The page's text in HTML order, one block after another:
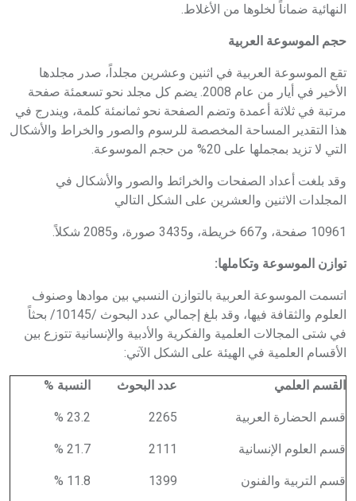
النهائية ضماناً لخلوها من الأغلاط.
حجم الموسوعة العربية
تقع الموسوعة العربية في اثنين وعشرين مجلداً، صدر مجلدها
الأخير في أيار من عام 2008. يضم كل مجلد نحو تسعمئة صفحة
مرتبة في ثلاثة أعمدة وتضم الصفحة نحو ثمانمئة كلمة، ويندرج في
هذا التقدير المساحة المخصصة للرسوم والصور والخراط والأشكال
التي لا تزيد بمجملها على 20% من حجم الموسوعة.
وقد بلغت أعداد الصفحات والخرائط والصور والأشكال في
المجلدات الاثنين والعشرين على الشكل التالي
10961 صفحة، و667 خريطة، و3435 صورة، و2085 شكلاً.
توازن الموسوعة وتكاملها:
اتسمت الموسوعة العربية بالتوازن النسبي بين موادها وصنوف
العلوم والثقافة فيها، وقد بلغ إجمالي عدد البحوث /10145/ بحثاً
في شتى المجالات العلمية والفكرية والأدبية والإنسانية تتوزع بين
الأقسام العلمية في الهيئة على الشكل الآتي:
القسم العلمي عدد البحوث النسبة %
قسم الحضارة العربية 2265
23.2 %
قسم العلوم الإنسانية 2111
21.7 %
قسم التربية والفنون 1399
11.8 %